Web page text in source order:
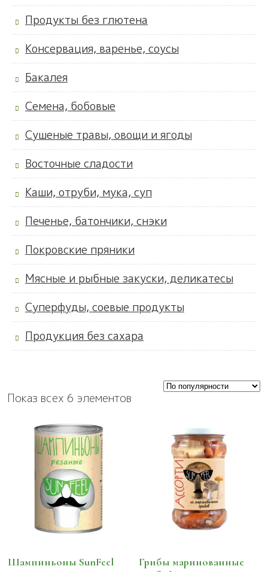
Продукты без глютена
Консервация, варенье, соусы
Бакалея
Семена, бобовые
Сушеные травы, овощи и ягоды
Восточные сладости
Каши, отруби, мука, суп
Печенье, батончики, снэки
Покровские пряники
Мясные и рыбные закуски, деликатесы
Суперфуды, соевые продукты
Продукция без сахара
Показ всех 6 элементов
Шампиньоны SunFeel
Грибы маринованные